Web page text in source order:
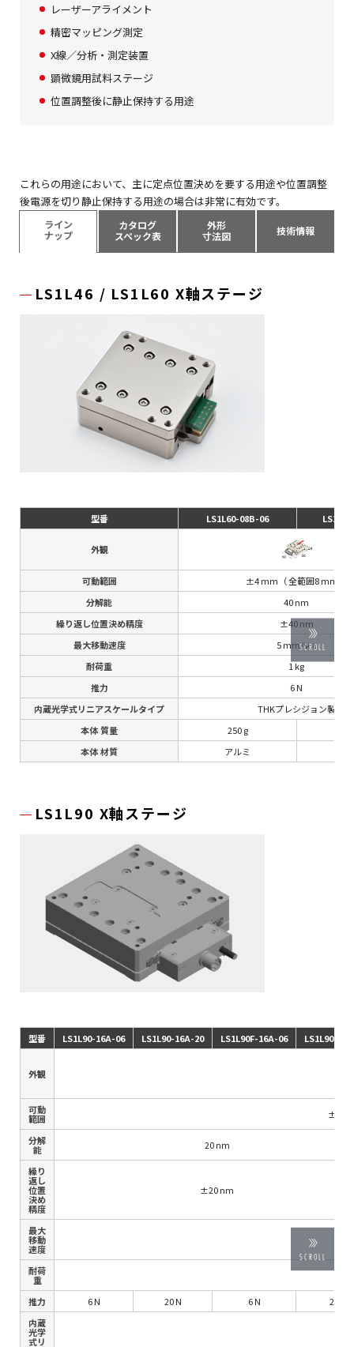
レーザーアライメント
精密マッピング測定
X線／分析・測定装置
顕微鏡用試料ステージ
位置調整後に静止保持する用途
これらの用途において、主に定点位置決めを要する用途や位置調整
後電源を切り静止保持する用途の場合は非常に有効です。
ライン
ナップ
カタログ
スペック表
外形
寸法図
技術情報
LS1L46 / LS1L60 X軸ステージ
SCROLL
型番 LS1L60-08B-06
外観
可動範囲
±4 mm（ 全範囲8 mm）
分解能
40 nm
繰り返し位置決め精度
±40 nm
最大移動速度
5 mm/sec
耐荷重
1 kg
推力
6 N
内蔵光学式リニアスケールタイプ
THKプレシジョン製
本体 質量
250 g
本体 材質
アルミ
LS1L90 X軸ステージ
SCROLL
型番 LS1L90-16A-06 LS1L90-16A-20 LS1L90F-16A-06 LS1L90F-
外観
可動
範囲
分解
能 20 nm
繰り
返し
位置
決め
精度
±20 nm
最大
移動
速度
耐荷
重
推力
6 N 20 N 6 N
20 N
内蔵
光学
式リ